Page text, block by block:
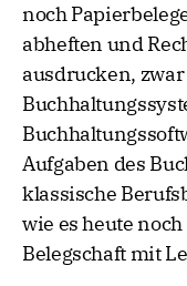
noch
abheften und
ausdrucken,
Aufgaben des
klassische
wie es heute
Belegschaft mit